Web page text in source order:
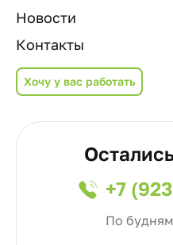
Новости
Контакты
Хочу у вас работать
+7
По